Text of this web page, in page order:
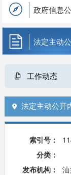
政府信息
法定主动
工作动态
 法定主动公开
索引号：
分类：
发布机构：